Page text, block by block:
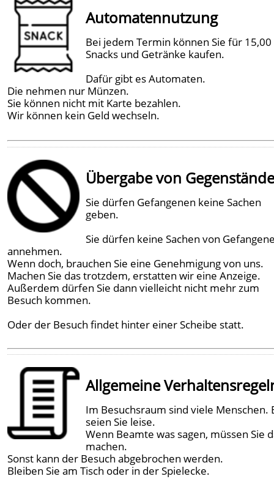
Automatennutzung
Bei jedem Termin können Sie für 15,00
Snacks und Getränke kaufen.
Dafür gibt es Automaten.
Die nehmen nur Münzen.
Sie können nicht mit Karte bezahlen.
Wir können kein Geld wechseln.
Übergabe von
Sie dürfen Gefangenen keine Sachen
geben.
Sie dürfen keine Sachen von
annehmen.
Wenn doch, brauchen Sie eine Genehmigung von uns.
Machen Sie das trotzdem, erstatten wir eine Anzeige.
Außerdem dürfen Sie dann vielleicht nicht mehr zum
Besuch kommen.
Oder der Besuch findet hinter einer Scheibe statt.
Allgemeine
Im Besuchsraum sind viele Menschen.
seien Sie leise.
Wenn Beamte was sagen, müssen Sie
machen.
Sonst kann der Besuch abgebrochen werden.
Bleiben Sie am Tisch oder in der Spielecke.